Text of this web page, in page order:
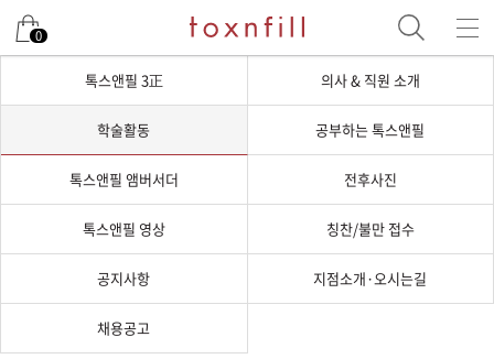
0
톡스앤필 3正 의사 & 직원 소개
학술활동 공부하는 톡스앤필
톡스앤필 앰버서더 전후사진
톡스앤필 영상 칭찬/불만 접수
공지사항 지점소개·오시는길
채용공고